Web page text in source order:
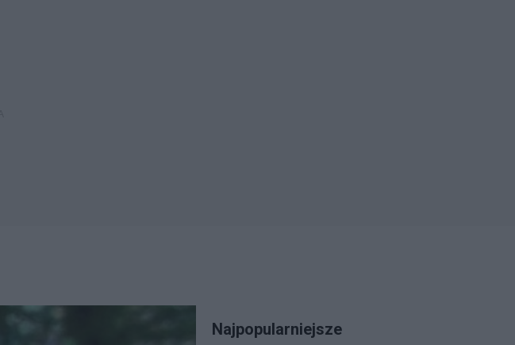
Najpopularniejsze